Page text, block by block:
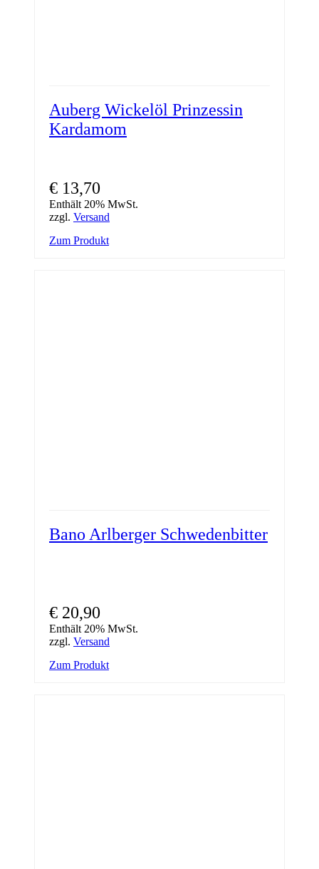
Auberg Wickelöl Prinzessin
Kardamom
€ 13,70
Enthält 20% MwSt.
zzgl. Versand
Zum Produkt
Bano Arlberger Schwedenbitter
€ 20,90
Enthält 20% MwSt.
zzgl. Versand
Zum Produkt